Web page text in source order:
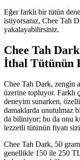
Eğer farklı bir tütün
istiyorsanız, Chee Tah
yakalayabilirsiniz.
Chee Tah
İthal Tütünün
Chee Tah Dark, zengin
üzerine topluyor. Farklı
deneyim sunarken,
damaklarda unutulmaz
da biliniyor; bu da onu
lezzetli tütünün fiyatı
Chee Tah Dark, 50
genellikle 150 ile 250